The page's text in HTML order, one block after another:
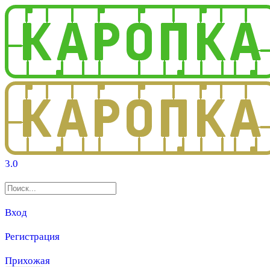
3.0
Вход
Регистрация
Прихожая